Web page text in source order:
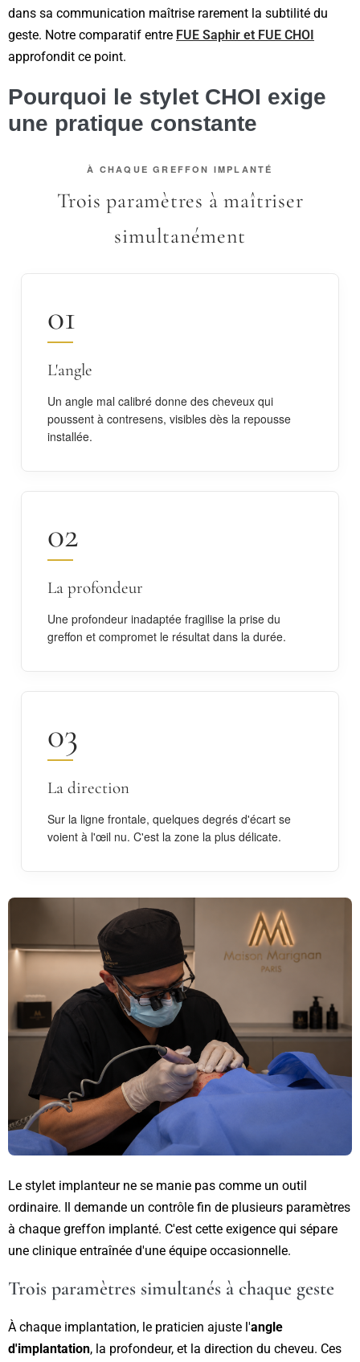
dans sa communication maîtrise rarement la subtilité du
geste. Notre comparatif entre FUE Saphir et FUE CHOI
approfondit ce point.
Pourquoi le stylet CHOI exige
une pratique constante
À CHAQUE GREFFON IMPLANTÉ
Trois paramètres à maîtriser
simultanément
01
L'angle
Un angle mal calibré donne des cheveux qui
poussent à contresens, visibles dès la repousse
installée.
02
La profondeur
Une profondeur inadaptée fragilise la prise du
greffon et compromet le résultat dans la durée.
03
La direction
Sur la ligne frontale, quelques degrés d'écart se
voient à l'œil nu. C'est la zone la plus délicate.
Le stylet implanteur ne se manie pas comme un outil
ordinaire. Il demande un contrôle fin de plusieurs paramètres
à chaque greffon implanté. C'est cette exigence qui sépare
une clinique entraînée d'une équipe occasionnelle.
Trois paramètres simultanés à chaque geste
À chaque implantation, le praticien ajuste l'angle
d'implantation, la profondeur, et la direction du cheveu. Ces